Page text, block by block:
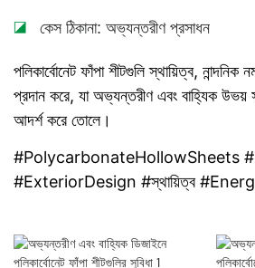
◪ কেস ঠিকানা: অভ্যন্তরীণ প্রসাধন
পলিকার্বোনেট ফাঁপা শীটগুলি স্থায়িত্ব, নান্দনিক
প্রদান করে, যা অভ্যন্তরীণ এবং বাহ্যিক উভয়
আদর্শ করে তোলে।
#PolycarbonateHollowSheets
#ExteriorDesign #স্থায়িত্ব